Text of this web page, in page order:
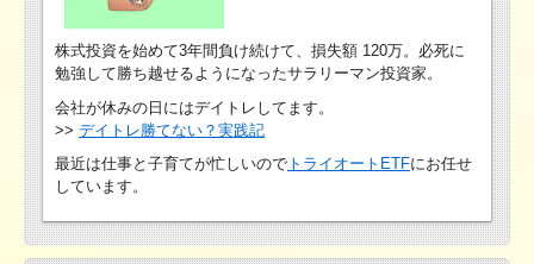
株式投資を始めて3年間負け続けて、損失額 120万。必死に
勉強して勝ち越せるようになったサラリーマン投資家。
会社が休みの日にはデイトレしてます。
>> デイトレ勝てない？実践記
最近は仕事と子育てが忙しいので トライオートETFにお任せ
しています。